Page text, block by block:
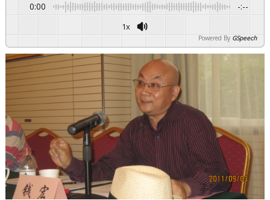
0:00 -:--
1x
Powered By GSpeech